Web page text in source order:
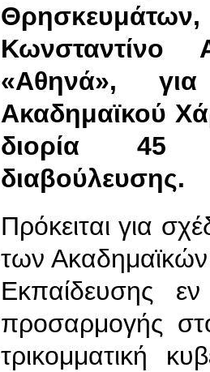
Θρησκευμάτων,
Κωνσταντίνο
«Αθηνά»,
Ακαδημαϊκού
διορία 45
διαβούλευσης.
Πρόκειται για
των Ακαδημαϊκών
Εκπαίδευσης
προσαρμογής
τρικομματική